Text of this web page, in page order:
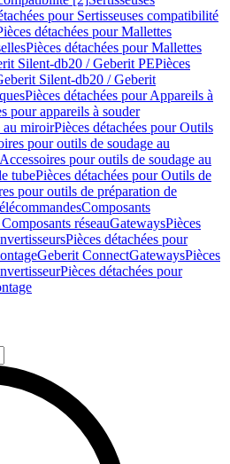
pour Sertisseuses compatibilité
détachées pour Mallettes
Pièces détachées pour Mallettes
Silent-db20 / Geberit PEPièces
Silent-db20 / Geberit
Pièces détachées pour Appareils à
pour appareils à souder
au miroirPièces détachées pour Outils
pour outils de soudage au
pour outils de soudage au
tubePièces détachées pour Outils de
pour outils de préparation de
Composants
réseauGatewaysPièces
Pièces détachées pour
Geberit ConnectGatewaysPièces
Pièces détachées pour